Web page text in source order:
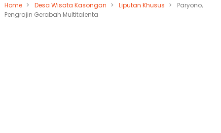
Home > Desa Wisata Kasongan > Liputan Khusus >
Paryono,
Pengrajin Gerabah Multitalenta